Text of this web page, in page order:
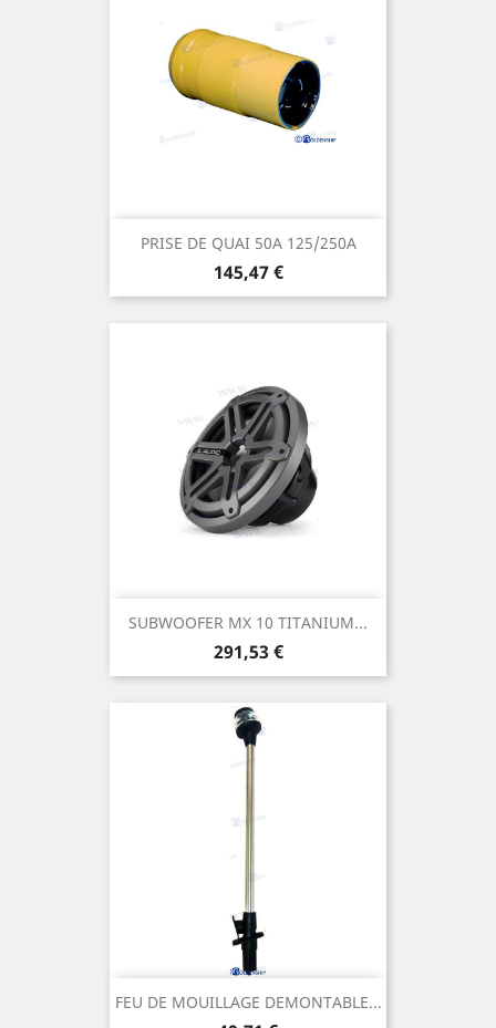
PRISE DE QUAI 50A 125/250A
Prix
145,47 €
SUBWOOFER MX 10 TITANIUM...
Prix
291,53 €
FEU DE MOUILLAGE DEMONTABLE...